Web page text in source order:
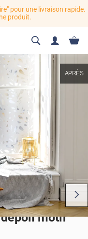
pour une livraison rapide.
produit.
APRÈS
motif